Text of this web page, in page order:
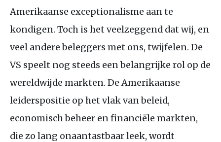
Amerikaanse exceptionalisme aan te
kondigen. Toch is het veelzeggend dat wij, en
veel andere beleggers met ons, twijfelen. De
VS speelt nog steeds een belangrijke rol op de
wereldwijde markten. De Amerikaanse
leiderspositie op het vlak van beleid,
economisch beheer en financiële markten,
die zo lang onaantastbaar leek, wordt